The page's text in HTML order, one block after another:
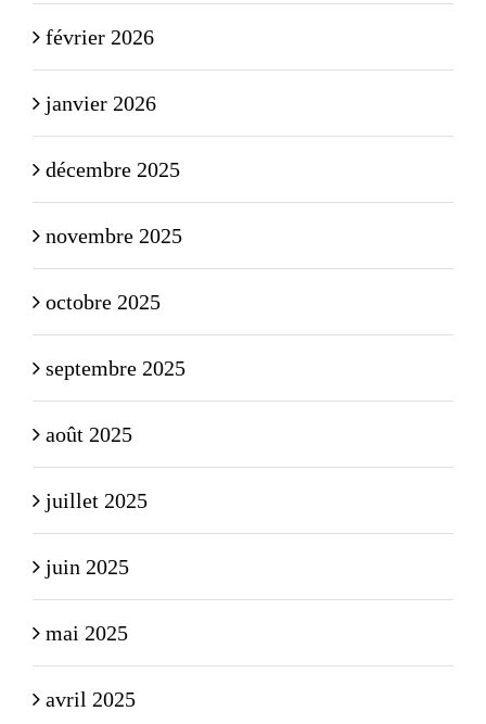
février 2026
janvier 2026
décembre 2025
novembre 2025
octobre 2025
septembre 2025
août 2025
juillet 2025
juin 2025
mai 2025
avril 2025